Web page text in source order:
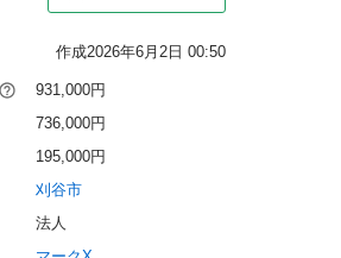
作成2026年6月2日 00:50
931,000円
736,000円
195,000円
刈谷市
法人